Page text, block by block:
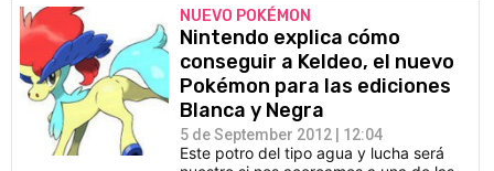
NUEVO POKÉMON
Nintendo explica cómo
conseguir a Keldeo, el nuevo
Pokémon para las ediciones
Blanca y Negra
5 de September 2012 | 12:04
Este potro del tipo agua y lucha será